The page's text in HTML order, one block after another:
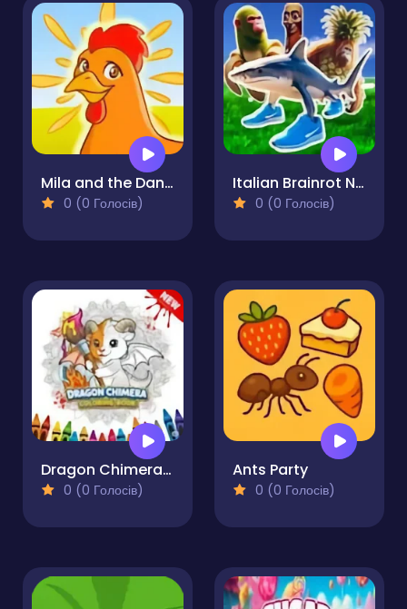
Mila and the Dancing Farm
0 (0 Голосів)
Italian Brainrot Neuro Beasts
0 (0 Голосів)
Dragon Chimera Coloring Book
0 (0 Голосів)
Ants Party
0 (0 Голосів)